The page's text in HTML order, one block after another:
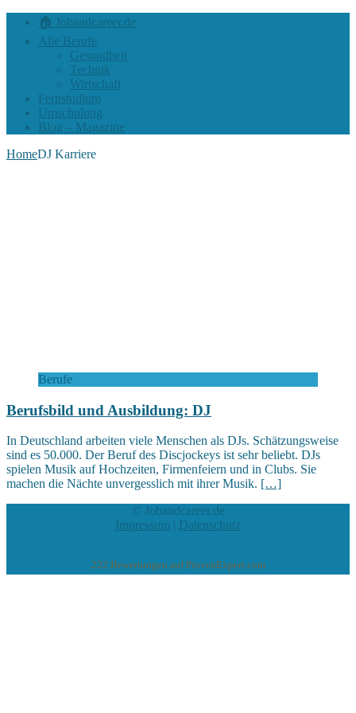
🏠 Jobandcareer.de
Alle Berufe
Gesundheit
Technik
Wirtschaft
Fernstudium
Umschulung
Blog – Magazine
HomeDJ Karriere
Berufe
Berufsbild und Ausbildung: DJ
In Deutschland arbeiten viele Menschen als DJs. Schätzungsweise
sind es 50.000. Der Beruf des Discjockeys ist sehr beliebt. DJs
spielen Musik auf Hochzeiten, Firmenfeiern und in Clubs. Sie
machen die Nächte unvergesslich mit ihrer Musik. […]
© Jobandcareer.de
Impressum | Datenschutz
222 Bewertungen auf ProvenExpert.com